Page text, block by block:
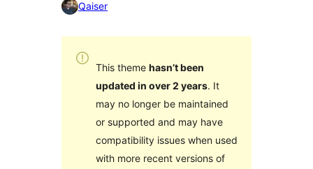
Qaiser
This theme hasn’t been
updated in over 2 years. It
may no longer be maintained
or supported and may have
compatibility issues when used
with more recent versions of